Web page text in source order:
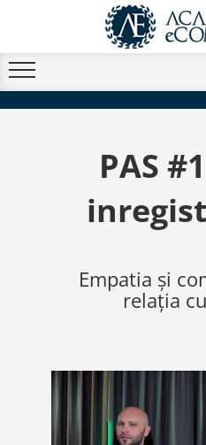
PAS
Empatia și
relația